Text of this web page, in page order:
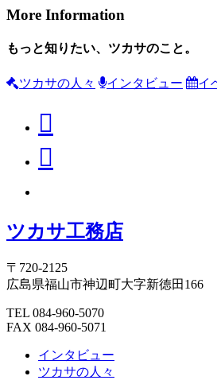
More Information
もっと知りたい、ツカサのこと。
ツカサの人々 インタビュー イ
ツカサ工務店
〒720-2125
広島県福山市神辺町大字新徳田166
TEL 084-960-5070
FAX 084-960-5071
インタビュー
ツカサの人々